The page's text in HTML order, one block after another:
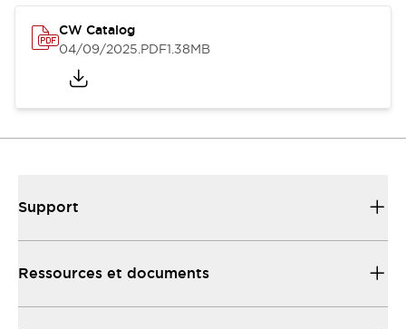
CW Catalog
04/09/2025.PDF1.38MB
Support
Ressources et documents